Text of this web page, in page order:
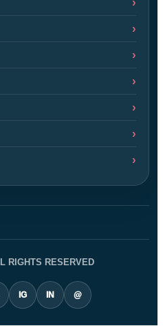
RIGHTS RESERVED
IG IN @